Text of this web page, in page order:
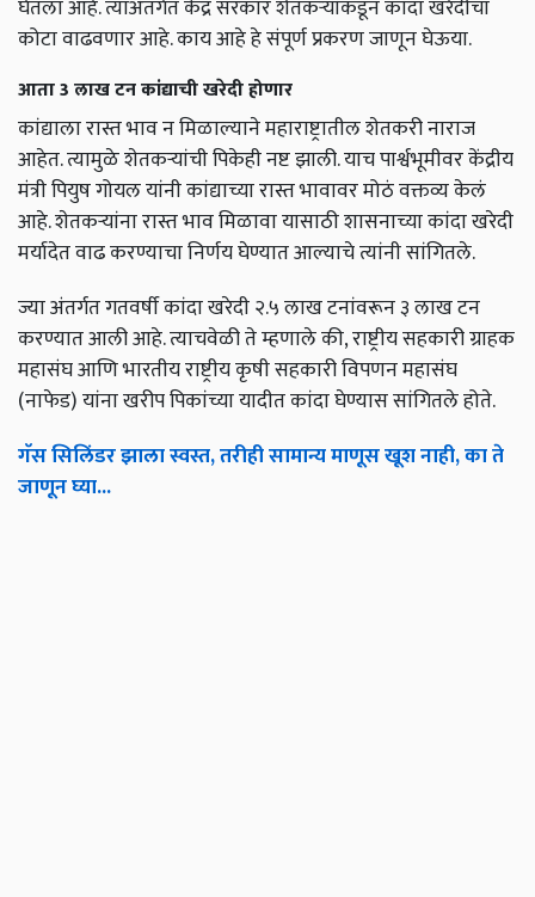
घेतला आहे. त्याअंतर्गत केंद्र सरकार शेतकऱ्यांकडून कांदा खरेदीचा
कोटा वाढवणार आहे. काय आहे हे संपूर्ण प्रकरण जाणून घेऊया.
आता 3 लाख टन कांद्याची खरेदी होणार
कांद्याला रास्त भाव न मिळाल्याने महाराष्ट्रातील शेतकरी नाराज
आहेत. त्यामुळे शेतकऱ्यांची पिकेही नष्ट झाली. याच पार्श्वभूमीवर केंद्रीय
मंत्री पियुष गोयल यांनी कांद्याच्या रास्त भावावर मोठं वक्तव्य केलं
आहे. शेतकऱ्यांना रास्त भाव मिळावा यासाठी शासनाच्या कांदा खरेदी
मर्यादेत वाढ करण्याचा निर्णय घेण्यात आल्याचे त्यांनी सांगितले.
ज्या अंतर्गत गतवर्षी कांदा खरेदी २.५ लाख टनांवरून ३ लाख टन
करण्यात आली आहे. त्याचवेळी ते म्हणाले की, राष्ट्रीय सहकारी ग्राहक
महासंघ आणि भारतीय राष्ट्रीय कृषी सहकारी विपणन महासंघ
(नाफेड) यांना खरीप पिकांच्या यादीत कांदा घेण्यास सांगितले होते.
गॅस सिलिंडर झाला स्वस्त, तरीही सामान्य माणूस खूश नाही, का ते
जाणून घ्या...